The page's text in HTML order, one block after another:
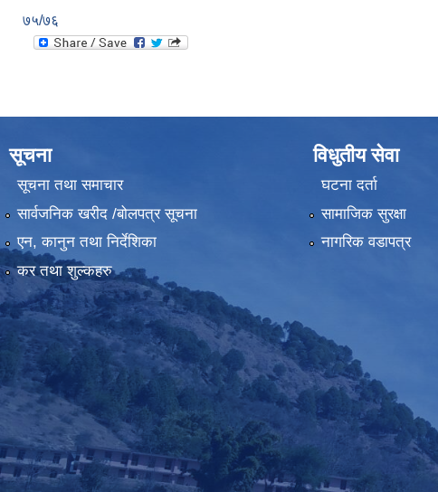
७५/७६
सूचना
सूचना तथा समाचार
सार्वजनिक खरीद /बोलपत्र सूचना
एन, कानुन तथा निर्देशिका
कर तथा शुल्कहरु
विधुतीय सेवा
घटना दर्ता
सामाजिक सुरक्षा
नागरिक वडापत्र